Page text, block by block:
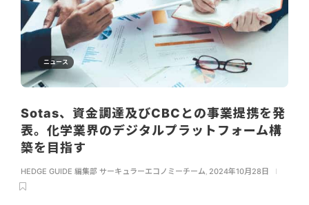
ニュース
Sotas、資金調達及びCBCとの事業提携を発
表。化学業界のデジタルプラットフォーム構
築を目指す
HEDGE GUIDE 編集部 サーキュラーエコノミーチーム 2024年10月28日